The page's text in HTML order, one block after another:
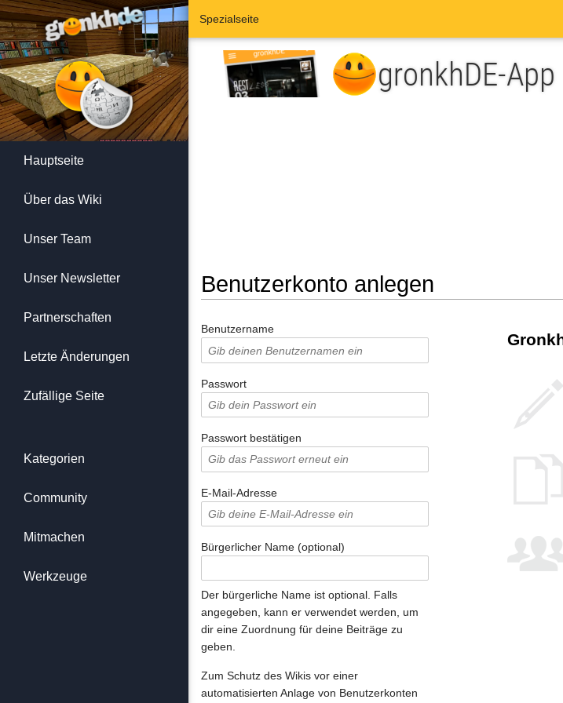
Benutzerkonto anlegen
Benutzername
Passwort
Passwort bestätigen
E-Mail-Adresse
Bürgerlicher Name (optional)
Der bürgerliche Name ist optional. Falls
angegeben, kann er verwendet werden, um
dir eine Zuordnung für deine Beiträge zu
geben.
Zum Schutz des Wikis vor einer
automatisierten Anlage von Benutzerkonten
Spezialseite
Hauptseite
Über das Wiki
Unser Team
Unser Newsletter
Partnerschaften
Letzte Änderungen
Zufällige Seite
Kategorien
Community
Mitmachen
Werkzeuge